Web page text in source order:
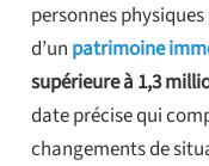
personnes
d’un patrimoine
supérieure à 1,3
date précise qui
changements de